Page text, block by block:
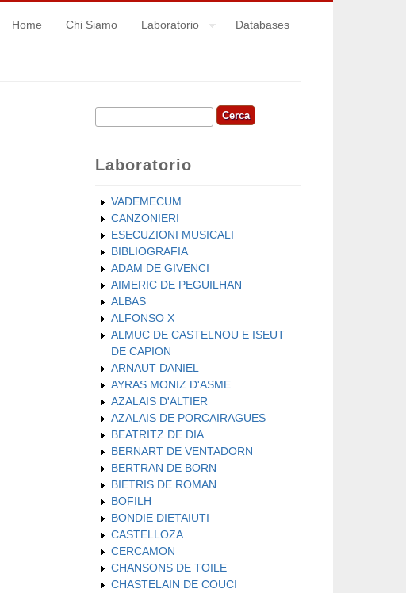
Home Chi Siamo Laboratorio Databases
Form di ricerca
Cerca
Laboratorio
VADEMECUM
CANZONIERI
ESECUZIONI MUSICALI
BIBLIOGRAFIA
ADAM DE GIVENCI
AIMERIC DE PEGUILHAN
ALBAS
ALFONSO X
ALMUC DE CASTELNOU E ISEUT
DE CAPION
ARNAUT DANIEL
AYRAS MONIZ D'ASME
AZALAIS D'ALTIER
AZALAIS DE PORCAIRAGUES
BEATRITZ DE DIA
BERNART DE VENTADORN
BERTRAN DE BORN
BIETRIS DE ROMAN
BOFILH
BONDIE DIETAIUTI
CASTELLOZA
CERCAMON
CHANSONS DE TOILE
CHASTELAIN DE COUCI